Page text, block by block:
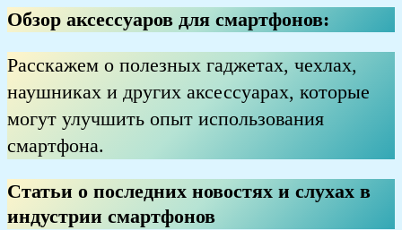
Обзор аксессуаров для смартфонов:
Расскажем о полезных гаджетах, чехлах,
наушниках и других аксессуарах, которые
могут улучшить опыт использования
смартфона.
Статьи о последних новостях и слухах в
индустрии смартфонов